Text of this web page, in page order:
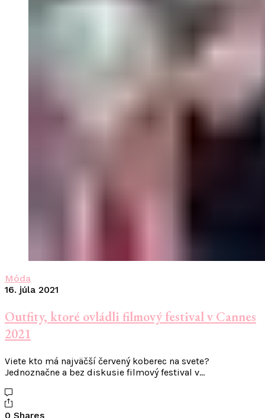
Móda
16. júla 2021
Outfity, ktoré ovládli filmový festival v Cannes
2021
Viete kto má najväčší červený koberec na svete?
Jednoznačne a bez diskusie filmový festival v…
0 Shares